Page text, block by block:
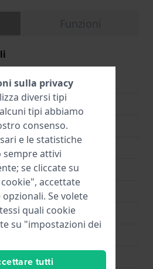
4895173310072
Ice-Watch
Ice-Sporty
ICE chrono
2022 Autunno/Inverno
Analogico
No
Azzurro o blu
sulla privacy
diversi tipi
tipi abbiamo
consenso.
e le statistiche
sempre attivi
se cliccate su
accettate
Se volete
quali cookie
su "impostazioni dei
tutti